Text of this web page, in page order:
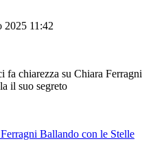
2025 11:42
Ballando con le Stelle